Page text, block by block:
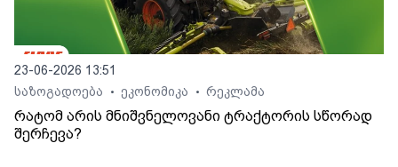
23-06-2026 13:51
საზოგადოება
• ეკონომიკა • რეკლამა
რატომ არის მნიშვნელოვანი ტრაქტორის სწორად
შერჩევა?